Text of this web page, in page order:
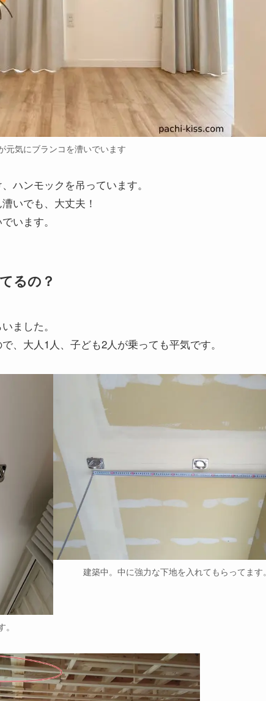
元気にブランコを漕いでいます
ハンモックを吊っています。
いでも、大丈夫！
います。
るの？
ました。
、大人1人、子ども2人が乗っても平気です。
建築中。中に強力な下地を入れてもらってます。